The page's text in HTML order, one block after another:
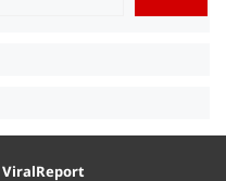
ViralReport